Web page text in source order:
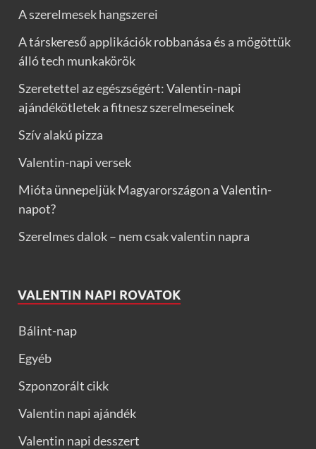
A szerelmesek hangszerei
A társkereső applikációk robbanása és a mögöttük
álló tech munkakörök
Szeretettel az egészségért: Valentin-napi
ajándékötletek a fitnesz szerelmeseinek
Szív alakú pizza
Valentin-napi versek
Mióta ünnepeljük Magyarországon a Valentin-
napot?
Szerelmes dalok – nem csak valentin napra
VALENTIN NAPI ROVATOK
Bálint-nap
Egyéb
Szponzorált cikk
Valentin napi ajándék
Valentin napi desszert